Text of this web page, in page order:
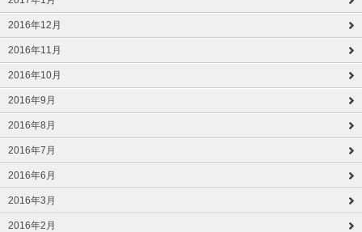
2016年12月
2016年11月
2016年10月
2016年9月
2016年8月
2016年7月
2016年6月
2016年3月
2016年2月